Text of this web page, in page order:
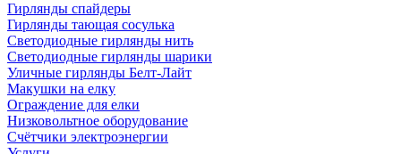
Гирлянды спайдеры
Гирлянды тающая сосулька
Светодиодные гирлянды нить
Светодиодные гирлянды шарики
Уличные гирлянды Белт-Лайт
Макушки на елку
Ограждение для елки
Низковольтное оборудование
Счётчики электроэнергии